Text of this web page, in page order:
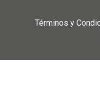
Términos y